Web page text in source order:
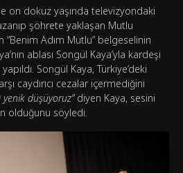
on dokuz yaşında televizyondaki
şöhrete yaklaşan Mutlu
“Benim Adım Mutlu” belgeselinin
ablası Songül Kaya’yla kardeşi
yapıldı. Songül Kaya, Türkiye’deki
caydırıcı cezalar içermediğini
düşüyoruz”diyen Kaya, sesini
olduğunu söyledi.